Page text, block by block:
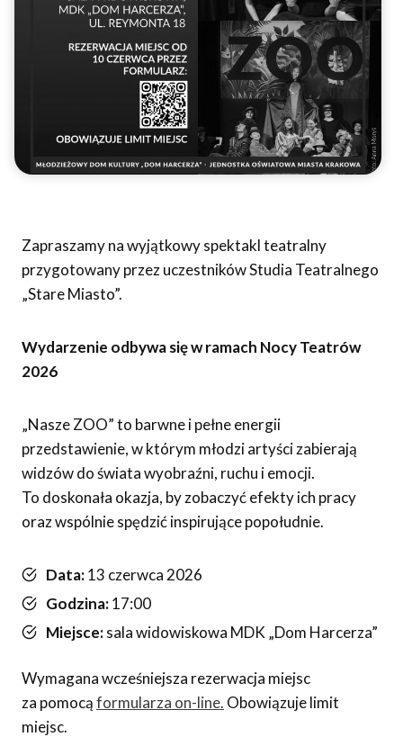
Zapraszamy na wyjątkowy spektakl teatralny
przygotowany przez uczestników Studia Teatralnego
„Stare Miasto”.
Wydarzenie odbywa się w ramach Nocy Teatrów
2026
„Nasze ZOO” to barwne i pełne energii
przedstawienie, w którym młodzi artyści zabierają
widzów do świata wyobraźni, ruchu i emocji.
To doskonała okazja, by zobaczyć efekty ich pracy
oraz wspólnie spędzić inspirujące popołudnie.
Data:13 czerwca 2026
Godzina:17:00
Miejsce:sala widowiskowa MDK „Dom Harcerza”
Wymagana wcześniejsza rezerwacja miejsc
za pomocąformularza on-line. Obowiązuje limit
miejsc.